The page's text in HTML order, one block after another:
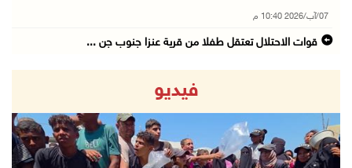
07/آب/2026 10:40 م
قوات الاحتلال تعتقل طفلا من قرية عنزا جنوب جن ...
قوات الاحتلال تغلق مداخل يعبد جنوب غرب جنين
07/آب/2026 10:15 م
الاحتلال يعيق تنقل المواطنين ويقتحم بلدات شرق ...
07/آب/2026 08:52 م
فيديو